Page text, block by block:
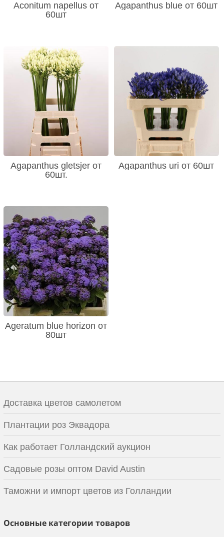
Aconitum napellus от
60шт
Agapanthus blue от 60шт
Agapanthus gletsjer от
60шт.
Agapanthus uri от 60шт
Ageratum blue horizon от
80шт
Доставка цветов самолетом
Плантации роз Эквадора
Как работает Голландский аукцион
Садовые розы оптом David Austin
Таможни и импорт цветов из Голландии
Основные категории товаров